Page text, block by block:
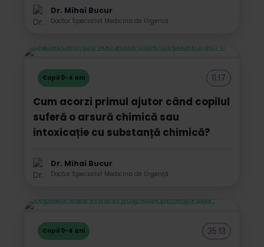
Dr. Mihai Bucur
Doctor Specialist Medicină de Urgență
Copil 0-4 ani 11:17
Cum acorzi primul ajutor când copilul
suferă o arsură chimică sau
intoxicație cu substanță chimică?
Dr. Mihai Bucur
Doctor Specialist Medicină de Urgență
Copil 0-4 ani 35:13